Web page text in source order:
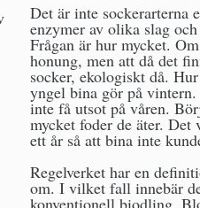
Det är inte sockerarterna
enzymer av olika slag
Frågan är hur mycket.
honung, men att då det
socker, ekologiskt då.
yngel bina gör på
inte få utsot på våren.
mycket foder de äter.
ett år så att bina inte
Regelverket har en
om. I vilket fall innebär
konventionell biodling.